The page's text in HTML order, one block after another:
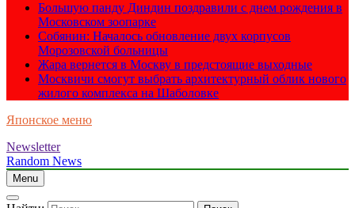
Большую панду Диндин поздравили с днем рождения в
Московском зоопарке
Собянин: Началось обновление двух корпусов
Морозовской больницы
Жара вернется в Москву в предстоящие выходные
Москвичи смогут выбрать архитектурный облик нового
жилого комплекса на Шаболовке
Японское меню
Newsletter
Random News
Menu